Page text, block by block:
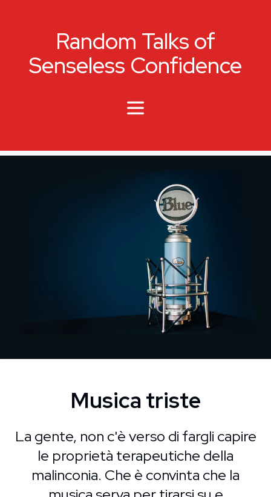
Random Talks of
Senseless Confidence
Musica triste
La gente, non c'è verso di fargli capire
le proprietà terapeutiche della
malinconia. Che è convinta che la